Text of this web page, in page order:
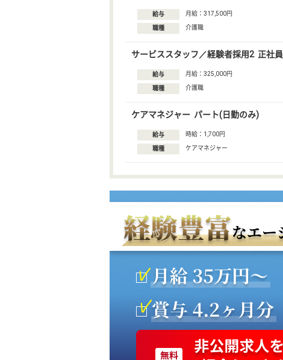
給与 月給：317,500円
職種 介護職
サービススタッフ／経験者採用2 正社員
給与 月給：325,000円
職種 介護職
ケアマネジャー パート(日勤のみ)
給与 時給：1,700円
職種 ケアマネジャー